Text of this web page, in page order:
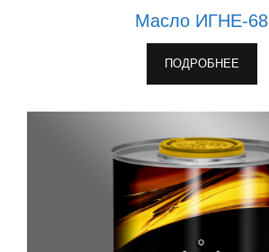
Масло ИГНЕ-68
ПОДРОБНЕЕ